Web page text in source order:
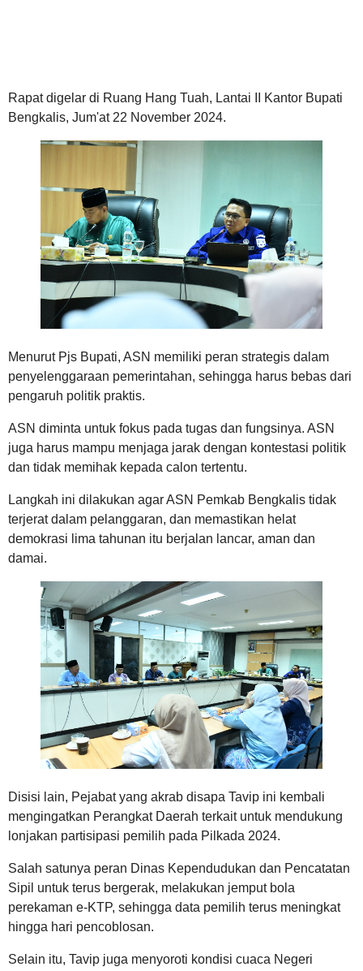
Rapat digelar di Ruang Hang Tuah, Lantai II Kantor Bupati
Bengkalis, Jum'at 22 November 2024.
Menurut Pjs Bupati, ASN memiliki peran strategis dalam
penyelenggaraan pemerintahan, sehingga harus bebas dari
pengaruh politik praktis.
ASN diminta untuk fokus pada tugas dan fungsinya. ASN
juga harus mampu menjaga jarak dengan kontestasi politik
dan tidak memihak kepada calon tertentu.
Langkah ini dilakukan agar ASN Pemkab Bengkalis tidak
terjerat dalam pelanggaran, dan memastikan helat
demokrasi lima tahunan itu berjalan lancar, aman dan
damai.
Disisi lain, Pejabat yang akrab disapa Tavip ini kembali
mengingatkan Perangkat Daerah terkait untuk mendukung
lonjakan partisipasi pemilih pada Pilkada 2024.
Salah satunya peran Dinas Kependudukan dan Pencatatan
Sipil untuk terus bergerak, melakukan jemput bola
perekaman e-KTP, sehingga data pemilih terus meningkat
hingga hari pencoblosan.
Selain itu, Tavip juga menyoroti kondisi cuaca Negeri